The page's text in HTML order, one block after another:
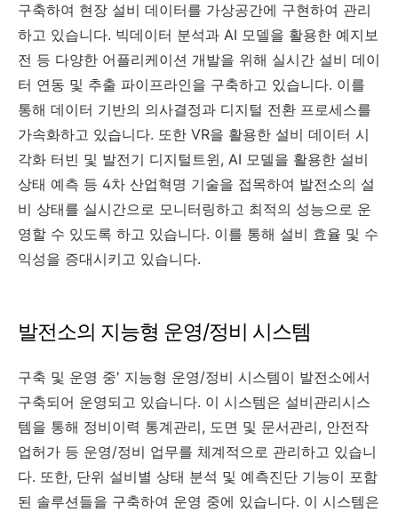
구축하여 현장 설비 데이터를 가상공간에 구현하여 관리
하고 있습니다. 빅데이터 분석과 AI 모델을 활용한 예지보
전 등 다양한 어플리케이션 개발을 위해 실시간 설비 데이
터 연동 및 추출 파이프라인을 구축하고 있습니다. 이를
통해 데이터 기반의 의사결정과 디지털 전환 프로세스를
가속화하고 있습니다. 또한 VR을 활용한 설비 데이터 시
각화 터빈 및 발전기 디지털트윈, AI 모델을 활용한 설비
상태 예측 등 4차 산업혁명 기술을 접목하여 발전소의 설
비 상태를 실시간으로 모니터링하고 최적의 성능으로 운
영할 수 있도록 하고 있습니다. 이를 통해 설비 효율 및 수
익성을 증대시키고 있습니다.
발전소의 지능형 운영/정비 시스템
구축 및 운영 중' 지능형 운영/정비 시스템이 발전소에서
구축되어 운영되고 있습니다. 이 시스템은 설비관리시스
템을 통해 정비이력 통계관리, 도면 및 문서관리, 안전작
업허가 등 운영/정비 업무를 체계적으로 관리하고 있습니
다. 또한, 단위 설비별 상태 분석 및 예측진단 기능이 포함
된 솔루션들을 구축하여 운영 중에 있습니다. 이 시스템은